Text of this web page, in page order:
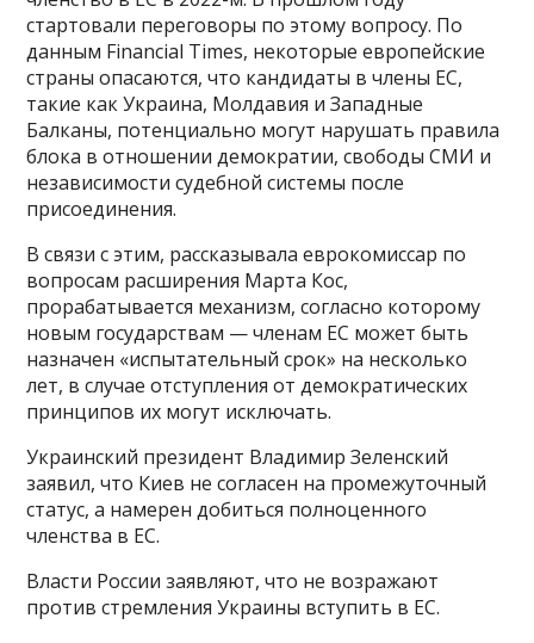
стартовали переговоры по этому вопросу. По
данным Financial Times, некоторые европейские
страны опасаются, что кандидаты в члены ЕС,
такие как Украина, Молдавия и Западные
Балканы, потенциально могут нарушать правила
блока в отношении демократии, свободы СМИ и
независимости судебной системы после
присоединения.
В связи с этим, рассказывала еврокомиссар по
вопросам расширения Марта Кос,
прорабатывается механизм, согласно которому
новым государствам — членам ЕС может быть
назначен «испытательный срок» на несколько
лет, в случае отступления от демократических
принципов их могут исключать.
Украинский президент Владимир Зеленский
заявил, что Киев не согласен на промежуточный
статус, а намерен добиться полноценного
членства в ЕС.
Власти России заявляют, что не возражают
против стремления Украины вступить в ЕС.